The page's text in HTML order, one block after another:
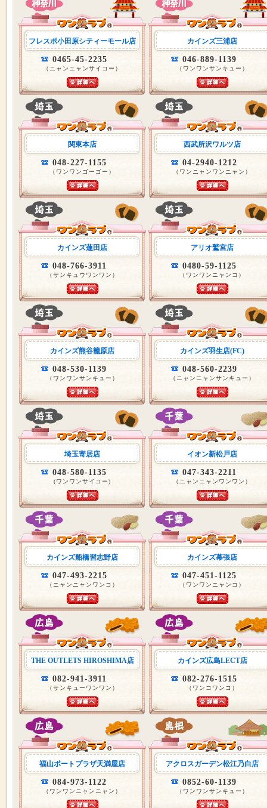
フレスポ小田原シティーモール店
0465-45-2235
（ニャンニャンサイコー）
カインズ三浦店
046-889-1139
（ワンワンサンキュー）
関東本店
048-227-1155
（ワンワンゴーゴー）
西武所沢ワルツ店
04-2940-1212
（ワンニャンワンニャン）
カインズ蓮田店
048-766-3911
（サンキュウワンワン）
アリオ鷲宮店
0480-59-1125
（ワンワンニャンコ）
カインズ熊谷籠原店
048-530-1139
（ワンワンサンキュー）
カインズ羽生店(FC)
048-560-2239
（ニャンニャンサンキュー）
埼玉寄居店
048-580-1135
(ワンワンサイコー)
イオン新松戸店
047-343-2211
（ニャンニャンワンワン）
カインズ船橋習志野店
047-493-2215
（ニャンニャンワンコ）
カインズ幕張店
047-451-1125
（ワンワンニャンコ）
THE OUTLETS HIROSHIMA店
082-941-3911
（サンキューワンワン）
カインズ広島LECT店
082-276-1515
（ワンコワンコ）
福山ポートプラザ天満屋店
084-973-1122
（ワンワンニャンニャン）
アクロスガーデン松江乃白店
0852-60-1139
（ワンワンサンキュー）